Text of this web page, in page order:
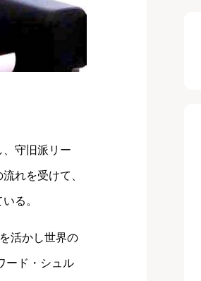
守旧派リー
れを受けて、
る。
活かし世界の
ード・シュル